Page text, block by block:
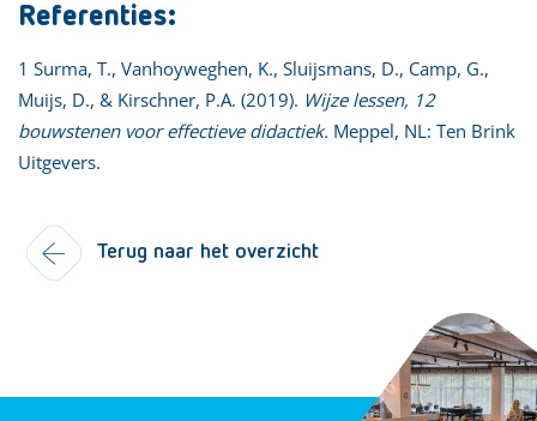
Referenties:
1 Surma, T., Vanhoyweghen, K., Sluijsmans, D., Camp, G.,
Muijs, D., & Kirschner, P.A. (2019). Wijze lessen, 12
bouwstenen voor effectieve didactiek. Meppel, NL: Ten Brink
Uitgevers.
Terug naar het overzicht